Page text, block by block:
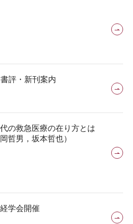
評・新刊案内
の救急医療の在り方とは
哲男，坂本哲也）
学会開催